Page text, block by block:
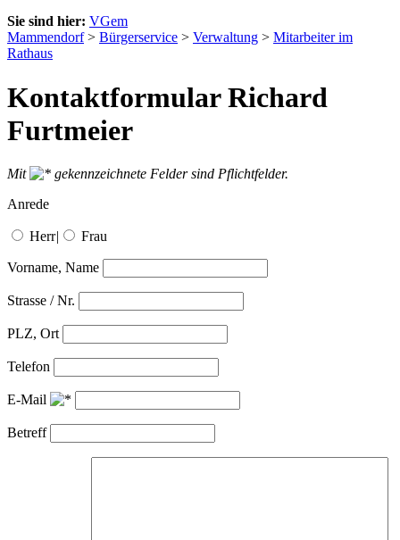
Sie sind hier: VGem
Mammendorf> Bürgerservice > Verwaltung > Mitarbeiter im
Rathaus
Kontaktformular Richard
Furtmeier
Mit
gekennzeichnete Felder sind Pflichtfelder.
Anrede
Herr| Frau
Vorname, Name
Strasse / Nr.
PLZ, Ort
Telefon
E-Mail
Betreff